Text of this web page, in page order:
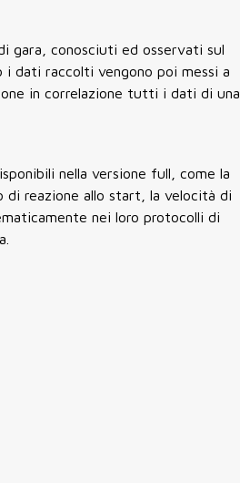
gara, conosciuti ed osservati sul
dati raccolti vengono poi messi a
in correlazione tutti i dati di una
nella versione full, come la
reazione allo start, la velocità di
nei loro protocolli di